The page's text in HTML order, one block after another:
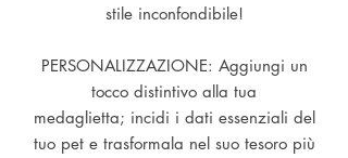
stile inconfondibile!
PERSONALIZZAZIONE: Aggiungi un
tocco distintivo alla tua
medaglietta; incidi i dati essenziali del
tuo pet e trasformala nel suo tesoro più